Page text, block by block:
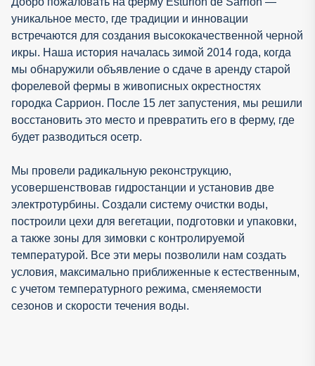
уникальное место, где традиции и инновации
встречаются для создания высококачественной черной
икры. Наша история началась зимой 2014 года, когда
мы обнаружили объявление о сдаче в аренду старой
форелевой фермы в живописных окрестностях
городка Саррион. После 15 лет запустения, мы решили
восстановить это место и превратить его в ферму, где
будет разводиться осетр.
Мы провели радикальную реконструкцию,
усовершенствовав гидростанции и установив две
электротурбины. Создали систему очистки воды,
построили цехи для вегетации, подготовки и упаковки,
а также зоны для зимовки с контролируемой
температурой. Все эти меры позволили нам создать
условия, максимально приближенные к естественным,
с учетом температурного режима, сменяемости
сезонов и скорости течения воды.